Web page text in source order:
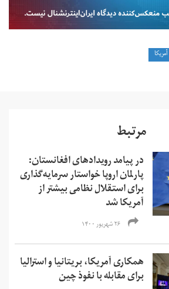
آمریکا
مرتبط
در پیامد رویدادهای افغانستان:
پارلمان اروپا خواستار سرمایه‌گذاری
برای استقلال نظامی بیشتر از
آمریکا شد
۲۶ شهریور ۱۴۰۰
همکاری آمریکا، بریتانیا و استرالیا
برای مقابله با نفوذ چین